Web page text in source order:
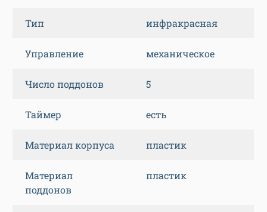
Тип инфракрасная
Управление механическое
Число поддонов 5
Таймер есть
Материал корпуса пластик
Материал
поддонов
пластик